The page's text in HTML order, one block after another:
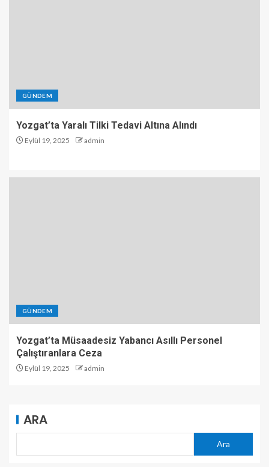
GÜNDEM
Yozgat’ta Yaralı Tilki Tedavi Altına Alındı
Eylül 19, 2025 admin
GÜNDEM
Yozgat’ta Müsaadesiz Yabancı Asıllı Personel
Çalıştıranlara Ceza
Eylül 19, 2025 admin
ARA
Ara